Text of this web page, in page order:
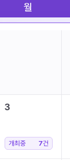
월
3
개최중 7건